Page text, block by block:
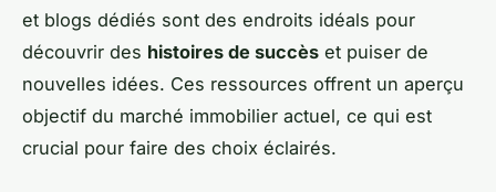
et blogs dédiés sont des endroits idéals pour
découvrir des histoires de succès et puiser de
nouvelles idées. Ces ressources offrent un aperçu
objectif du marché immobilier actuel, ce qui est
crucial pour faire des choix éclairés.